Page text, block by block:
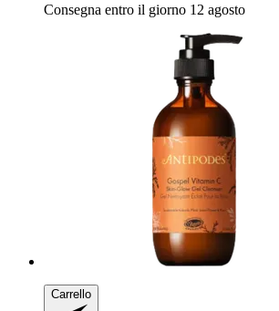
Consegna entro il giorno 12 agosto
Carrello